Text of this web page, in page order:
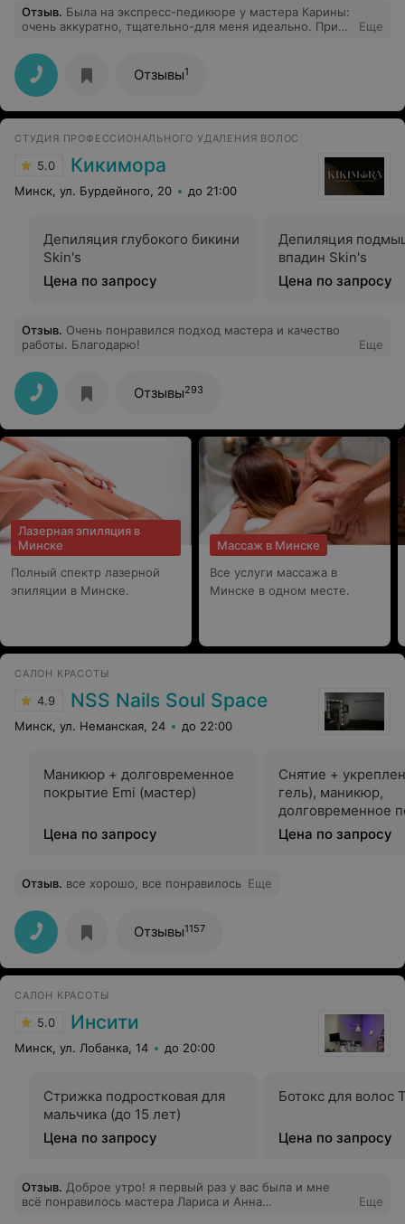
Отзыв. Была на экспресс-педикюре у мастера Карины:
очень аккуратно, тщательно-для меня идеально. При
красивый(салонный, а не парикмахерской)
Еще
Отзывы1
СТУДИЯ ПРОФЕССИОНАЛЬНОГО УДАЛЕНИЯ ВОЛОС
5.0 Кикимора
Минск, ул. Бурдейного, 20 до 21:00
Депиляция глубокого бикини
Skin's
Цена по запросу
Депиляция
впадин Skin's
Цена по запросу
Отзыв. Очень понравился подход мастера и качество
работы. Благодарю!
Еще
Отзывы293
Лазерная эпиляция в
Минске
Полный спектр лазерной
эпиляции в Минске.
Массаж в Минске
Все услуги массажа в
Минске в одном месте.
САЛОН КРАСОТЫ
4.9 NSS Nails Soul Space
Минск, ул. Неманская, 24 до 22:00
Маникюр + долговременное
покрытие Emi (мастер)
Цена по запросу
Снятие +
гель), маникюр,
долговременное
(мастер)
Цена по запросу
Отзыв. все хорошо, все понравилось Еще
Отзывы1157
САЛОН КРАСОТЫ
5.0 Инсити
Минск, ул. Лобанка, 14 до 20:00
Стрижка подростковая для
мальчика (до 15 лет)
Цена по запросу
Ботокс для волос
Цена по запросу
Отзыв. Доброе утро! я первый раз у вас была и мне
всё понравилось мастера Лариса и Анна
Еще